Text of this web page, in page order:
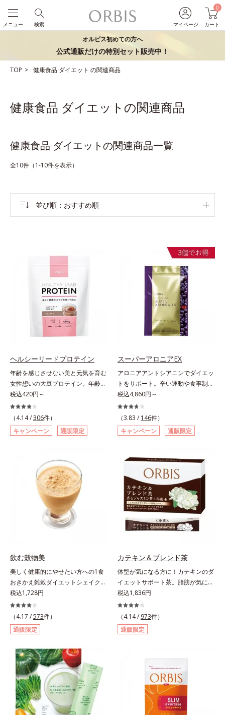
マイページ
0
カート
検索
メニュー
オルビス初めての方へ
公式通販だけの特別セット販売中！
TOP 健康食品 ダイエット の関連商品
健康食品 ダイエットの関連商品
健康食品 ダイエットの関連商品一覧
全10件（1-10件を表示）
並び順 おすすめ順
ヘルシーリードプロテイン
年齢を感じさせない美と元気を育む
女性想いの大豆プロテイン。年齢を
感じさせない美と元気を育む、女性
想いの大豆プロテインです。1杯で
不足しがちなたんぱく質を補えま
す。大人女性の食習慣に基づき質と
量を考え、更年世代の女性に人気の
（大豆由来の植物性たんぱく質）を
採用しました。吸収が穏やかで、腹
持ちがいいのもポイントです。体を
作る材料であるたんぱく質12g(*1)
をメインに、美を引き出すコラーゲ
ン5,000mgも配合。さらにリズムを
支える鉄分やビタミン6種(*2)、食
物繊維など、女性が不足しがちな栄
美を総合的に支えます。甘さ控えめ
のカフェオレ味、濃厚な抹茶味の2
味展開。プロテイン独特のにおいや
クセが少なく、水に溶けやすいの
で、手軽においしくたんぱく質を摂
れます。*1 1杯分（約27g）当り。
コラーゲン含む。*2 ビタミンB1、
B2、B6、B12、ナイアシン、パン
ページをご覧ください。・BEAUTY
夏祭りは、こちら
税込420円～
（4.14 /306件）
キャンペーン
通販限定
スーパーアロニアEX
アロニアアントシアニンでダイエッ
トをサポート。辛い運動や食事制限
に立ち向かう、大人の“燃える気持
ち”を応援。年齢を重ねるほど、ダ
イエットが続かないと感じる方に。
チョークベリーとも呼ばれる東欧産
の健康果実アロニアの、アロニアア
力に着目！大人の燃焼意欲をサポー
トする、ダイエットサポートサプリ
メントです。アロニアを研究し続け
てきたオルビスが高品質のアロニア
にこだわり、その特有成分を抽出。
安定して一定量配合できるよう、規
格化しました。オルビスのアロニア
シリーズNo.1の配合量を誇る、ア
有。さらに年齢ダイエッターをサポ
ートする成分として、研究チームが
400種以上の植物エキスを試してた
どり着いたオリーブ葉エキスと、古
くからぽかぽか成分として重宝され
てきたブラックジンジャー、ケイヒ
も配合しました。大人のやる気を燃
やし、年齢ダイエットを熱く応援し
ン30mgが含有されています（2粒
税込4,860円～
（3.83 / 146件）
キャンペーン
通販限定
飲む穀物美
美しく健康的にやせたい方への1食
おきかえ雑穀ダイエットシェイク。
豆乳や牛乳などと粉を混ぜるだけで
簡単、1食おきかえ雑穀ダイエット
シェイクです。サクサクッと噛める
食感豊かな大豆フレークが、噛むこ
とで食欲を満たしてくれます。さら
ンナンがおなかの中で膨らみ、満足
感をアップ。豊富な栄養素でキレイ
を目指すダイエッターを、内側から
サポートします！黒糖きなこ味（カ
ロリー 92kcal ※1食分・本品粉末の
み）やさしい甘さの黒糖とほのかに
税込1,728円
（4.17 /573件）
通販限定
カテキン＆ブレンド茶
体型が気になる方に！カテキンのダ
イエットサポート茶。脂肪が気にな
る食事と一緒にカテキンを。さら
に、食物繊維とコーンシルクエキス
で、ぽっこりやからだの巡りをケ
ア。カテキン・コーンシルク・食物
繊維のトリプルパワーがダイエット
税込1,836円
（4.14 / 973件）
通販限定